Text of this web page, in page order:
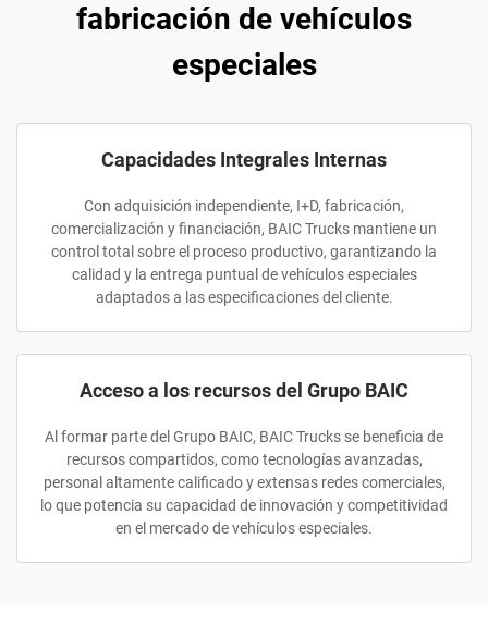
fabricación de vehículos
especiales
Capacidades Integrales Internas
Con adquisición independiente, I+D, fabricación,
comercialización y financiación, BAIC Trucks mantiene un
control total sobre el proceso productivo, garantizando la
calidad y la entrega puntual de vehículos especiales
adaptados a las especificaciones del cliente.
Acceso a los recursos del Grupo BAIC
Al formar parte del Grupo BAIC, BAIC Trucks se beneficia de
recursos compartidos, como tecnologías avanzadas,
personal altamente calificado y extensas redes comerciales,
lo que potencia su capacidad de innovación y competitividad
en el mercado de vehículos especiales.